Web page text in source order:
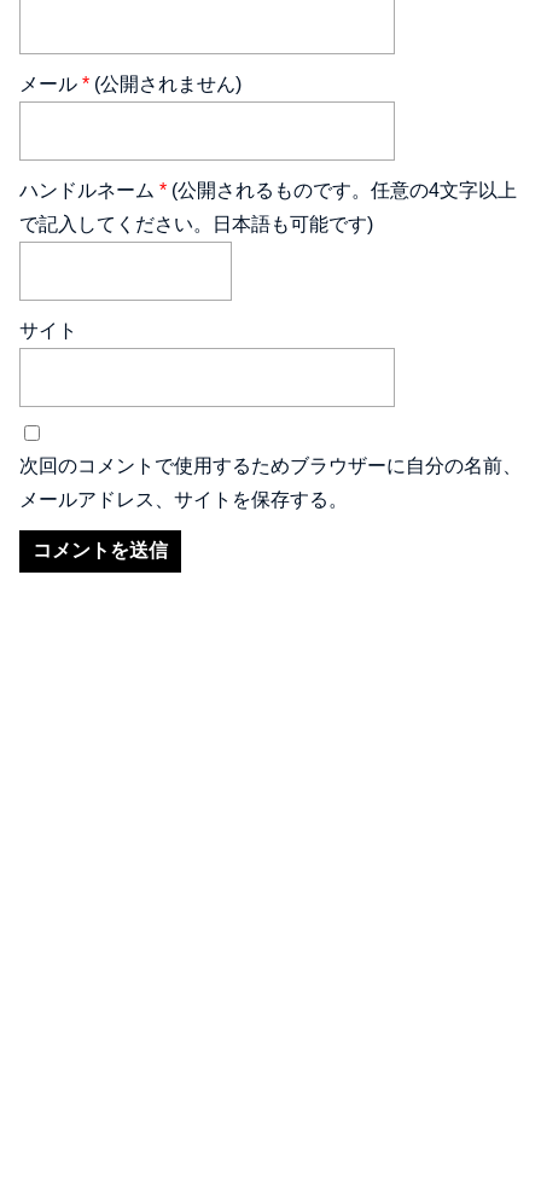
メール * (公開されません)
ハンドルネーム * (公開されるものです。任意の4文字以上
で記入してください。日本語も可能です)
サイト
次回のコメントで使用するためブラウザーに自分の名前、
メールアドレス、サイトを保存する。